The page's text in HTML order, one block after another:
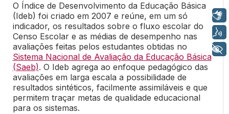
O Índice de Desenvolvimento da Educação Básica
(Ideb) foi criado em 2007 e reúne, em um só
indicador, os resultados sobre o fluxo escolar do
Censo Escolar e as médias de desempenho nas
avaliações feitas pelos estudantes obtidas no
Sistema Nacional de Avaliação da Educação Básica
(Saeb). O Ideb agrega ao enfoque pedagógico das
avaliações em larga escala a possibilidade de
resultados sintéticos, facilmente assimiláveis e que
permitem traçar metas de qualidade educacional
para os sistemas.
Libras
Voz
+ Acessibilidade